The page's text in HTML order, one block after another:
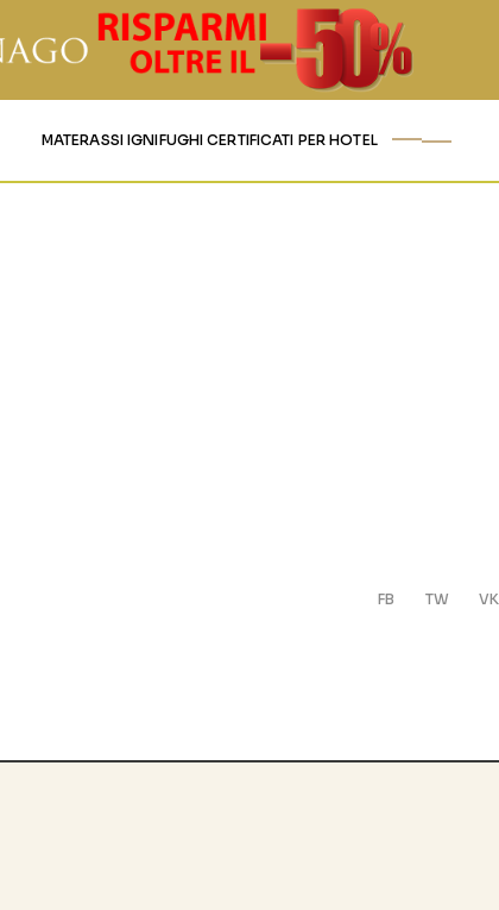
MATERASSI IGNIFUGHI CERTIFICATI PER HOTEL
FB TW VK